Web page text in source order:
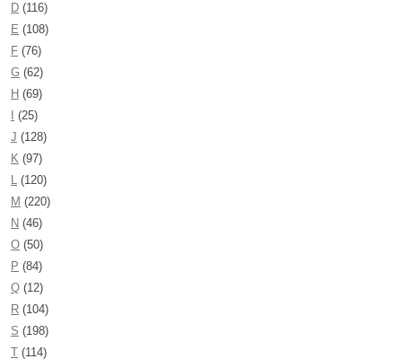
D (116)
E (108)
F (76)
G (62)
H (69)
(25)
J (128)
K (97)
L (120)
M (220)
N (46)
O (50)
P (84)
Q (12)
R (104)
S (198)
T (114)